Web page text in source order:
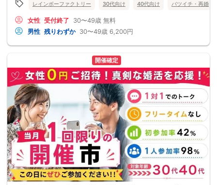
レインボーファクトリー 30代向け 40代向け バツイチ・再婚
女性 受付終了 30〜49歳 無料
男性 残りわずか 30〜49歳 6,200円
開催確定